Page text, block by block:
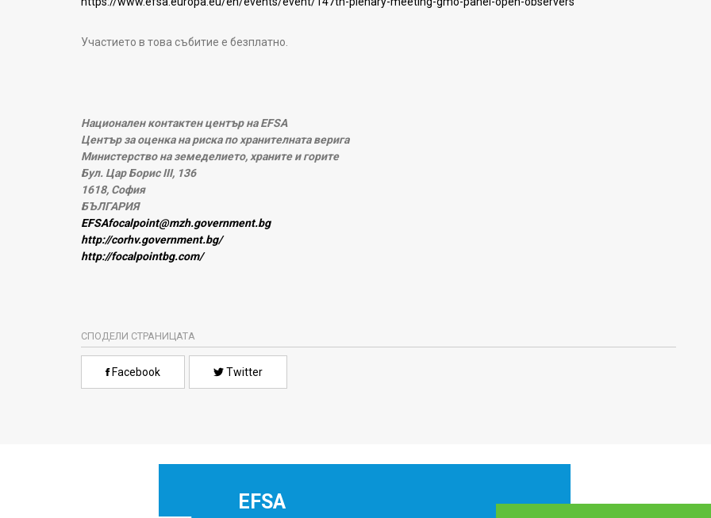
Участието в това събитие е безплатно.
Национален контактен център на EFSA
Център за оценка на риска по хранителната верига
Министерство на земеделието, храните и горите
Бул. Цар Борис III, 136
1618, София
БЪЛГАРИЯ
EFSAfocalpoint@mzh.government.bg
http://corhv.government.bg/
http://focalpointbg.com/
СПОДЕЛИ СТРАНИЦАТА
Facebook Twitter
EFSA